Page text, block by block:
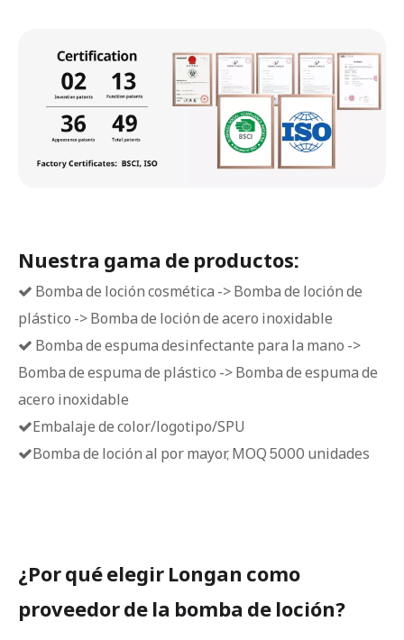
Nuestra gama de productos:
 Bomba de loción cosmética -> Bomba de loción de
plástico -> Bomba de loción de acero inoxidable
 Bomba de espuma desinfectante para la mano ->
Bomba de espuma de plástico -> Bomba de espuma de
acero inoxidable
Embalaje de color/logotipo/SPU
Bomba de loción al por mayor, MOQ 5000 unidades
¿Por qué elegir Longan como
proveedor de la bomba de loción?